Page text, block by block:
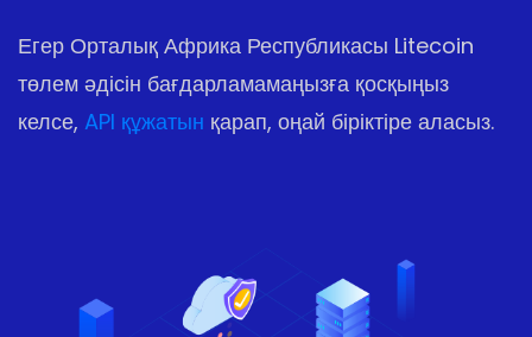
Егер Орталық Африка Республикасы Litecoin
төлем әдісін бағдарламамаңызға қосқыңыз
келсе, API құжатын қарап, оңай біріктіре аласыз.